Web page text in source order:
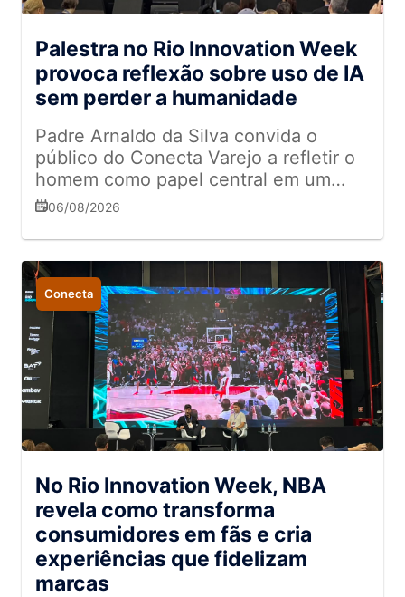
Palestra no Rio Innovation Week
provoca reflexão sobre uso de IA
sem perder a humanidade
Padre Arnaldo da Silva convida o
público do Conecta Varejo a refletir o
homem como papel central em um
mundo tomado por tecnologia
06/08/2026
Conecta
No Rio Innovation Week, NBA
revela como transforma
consumidores em fãs e cria
experiências que fidelizam
marcas